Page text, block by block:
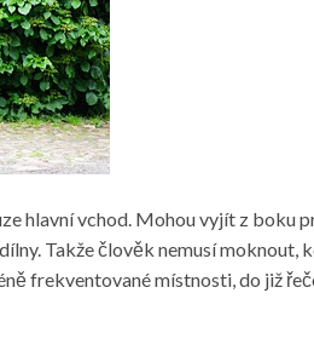
hlavní vchod. Mohou vyjít z boku
Takže člověk nemusí moknout,
frekventované místnosti, do již